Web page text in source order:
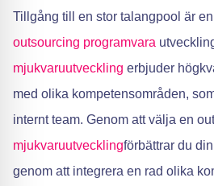
Tillgång till en stor talangpool är
outsourcing programvara
mjukvaruutveckling erbjuder
med olika kompetensområden,
internt team. Genom att välja en
mjukvaruutvecklingförbättrar du
genom att integrera en rad olika